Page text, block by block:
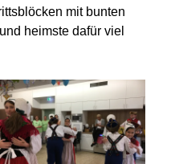
mit bunten
heimste dafür viel